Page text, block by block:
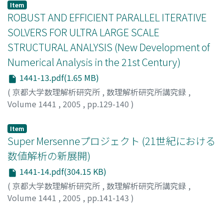
Item
ROBUST AND EFFICIENT PARALLEL ITERATIVE
SOLVERS FOR ULTRA LARGE SCALE
STRUCTURAL ANALYSIS (New Development of
Numerical Analysis in the 21st Century)
1441-13.pdf(1.65 MB)
( 京都大学数理解析研究所 , 数理解析研究所講究録 ,
Volume 1441 , 2005 , pp.129-140 )
忍;塩谷, 隆二
Item
Super Mersenneプロジェクト (21世紀における
数値解析の新展開)
1441-14.pdf(304.15 KB)
( 京都大学数理解析研究所 , 数理解析研究所講究録 ,
Volume 1441 , 2005 , pp.141-143 )